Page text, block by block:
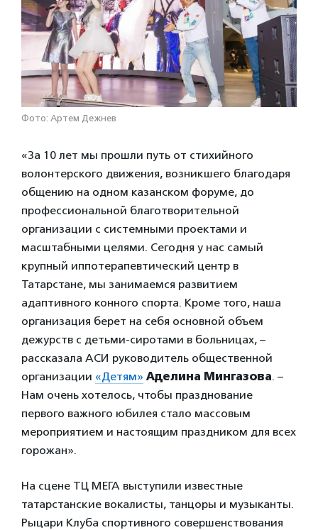
Фото: Артем Дежнев
«За 10 лет мы прошли путь от стихийного
волонтерского движения, возникшего благодаря
общению на одном казанском форуме, до
профессиональной благотворительной
организации с системными проектами и
масштабными целями. Сегодня у нас самый
крупный иппотерапевтический центр в
Татарстане, мы занимаемся развитием
адаптивного конного спорта. Кроме того, наша
организация берет на себя основной объем
дежурств с детьми-сиротами в больницах, –
рассказала АСИ руководитель общественной
организации «Детям» Аделина Мингазова. –
Нам очень хотелось, чтобы празднование
первого важного юбилея стало массовым
мероприятием и настоящим праздником для всех
горожан».
На сцене ТЦ МЕГА выступили известные
татарстанские вокалисты, танцоры и музыканты.
Рыцари Клуба спортивного совершенствования